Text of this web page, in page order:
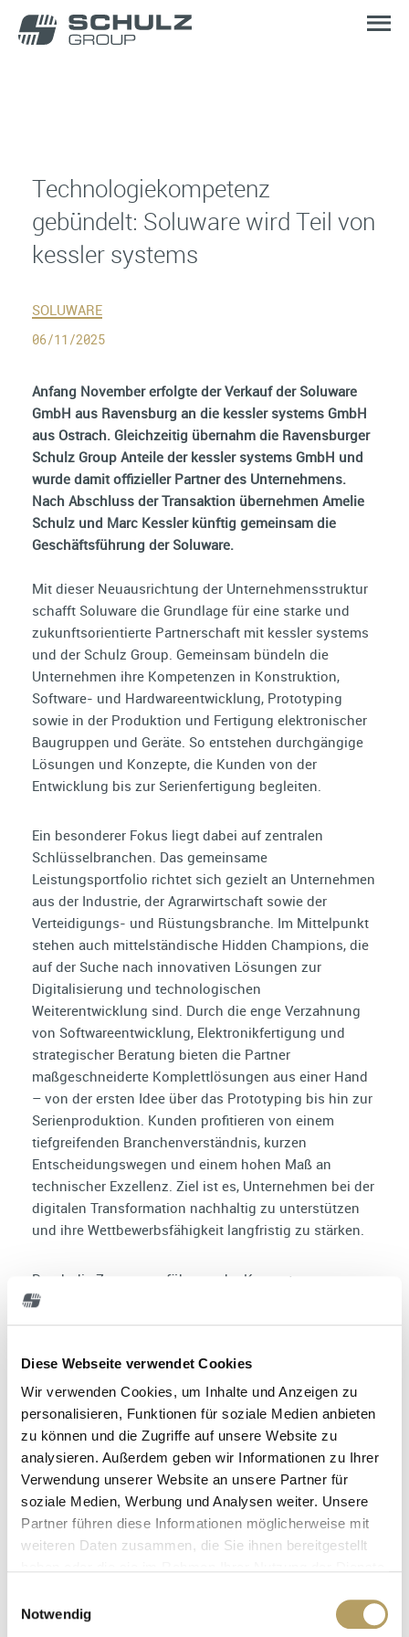
Diese Webseite verwendet Cookies
Wir verwenden Cookies, um Inhalte und Anzeigen zu
personalisieren, Funktionen für soziale Medien anbieten
zu können und die Zugriffe auf unsere Website zu
analysieren. Außerdem geben wir Informationen zu Ihrer
Verwendung unserer Website an unsere Partner für
soziale Medien, Werbung und Analysen weiter. Unsere
Partner führen diese Informationen möglicherweise mit
weiteren Daten zusammen, die Sie ihnen bereitgestellt
Notwendig
Technologiekompetenz
gebündelt: Soluware wird Teil von
kessler systems
SOLUWARE
06/11/2025
Anfang November erfolgte der Verkauf der Soluware
GmbH aus Ravensburg an die kessler systems GmbH
aus Ostrach. Gleichzeitig übernahm die Ravensburger
Schulz Group Anteile der kessler systems GmbH und
wurde damit offizieller Partner des Unternehmens.
Nach Abschluss der Transaktion übernehmen Amelie
Schulz und Marc Kessler künftig gemeinsam die
Geschäftsführung der Soluware.
Mit dieser Neuausrichtung der Unternehmensstruktur
schafft Soluware die Grundlage für eine starke und
zukunftsorientierte Partnerschaft mit kessler systems
und der Schulz Group. Gemeinsam bündeln die
Unternehmen ihre Kompetenzen in Konstruktion,
Software- und Hardwareentwicklung, Prototyping
sowie in der Produktion und Fertigung elektronischer
Baugruppen und Geräte. So entstehen durchgängige
Lösungen und Konzepte, die Kunden von der
Entwicklung bis zur Serienfertigung begleiten.
Ein besonderer Fokus liegt dabei auf zentralen
Schlüsselbranchen. Das gemeinsame
Leistungsportfolio richtet sich gezielt an Unternehmen
aus der Industrie, der Agrarwirtschaft sowie der
Verteidigungs- und Rüstungsbranche. Im Mittelpunkt
stehen auch mittelständische Hidden Champions, die
auf der Suche nach innovativen Lösungen zur
Digitalisierung und technologischen
Weiterentwicklung sind. Durch die enge Verzahnung
von Softwareentwicklung, Elektronikfertigung und
strategischer Beratung bieten die Partner
maßgeschneiderte Komplettlösungen aus einer Hand
– von der ersten Idee über das Prototyping bis hin zur
Serienproduktion. Kunden profitieren von einem
tiefgreifenden Branchenverständnis, kurzen
Entscheidungswegen und einem hohen Maß an
technischer Exzellenz. Ziel ist es, Unternehmen bei der
digitalen Transformation nachhaltig zu unterstützen
und ihre Wettbewerbsfähigkeit langfristig zu stärken.
Durch die Zusammenführung der Kompetenzen
entsteht ein starkes Netzwerk, das Kunden künftig
noch umfassender unterstützen kann. Die Verbindung
Fertigungskompetenz und strategischer Begleitung
durch die Schulz Group schafft ideale
Voraussetzungen für weiteres Wachstum und
innovative Produktentwicklungen.
Der Standort Ravensburg der Soluware im Gebäude der
Schulz Group bleibt bestehen. Alle Mitarbeiterinnen
und Mitarbeiter werden dort weiterhin beschäftigt,
sodass der Betrieb unverändert fortgeführt wird und